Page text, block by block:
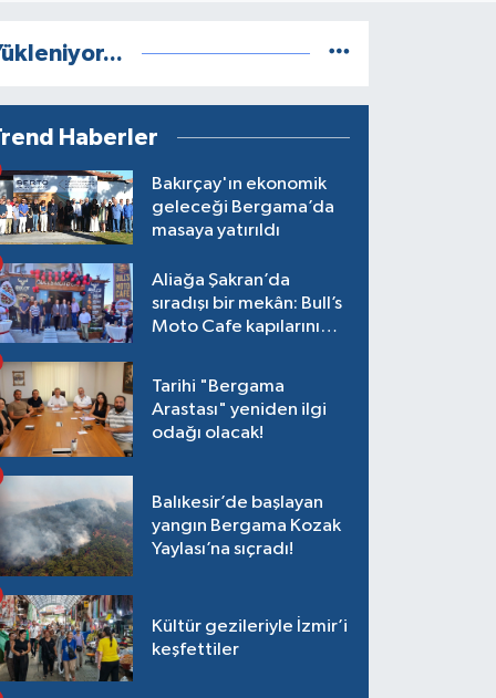
Haberler
Bakırçay'ın ekonomik
geleceği Bergama’da
masaya yatırıldı
Aliağa Şakran’da
sıradışı bir mekân: Bull’s
Moto Cafe kapılarını
Tarihi "Bergama
Arastası" yeniden ilgi
odağı olacak!
Balıkesir’de başlayan
yangın Bergama Kozak
Yaylası’na sıçradı!
Kültür gezileriyle İzmir’i
keşfettiler